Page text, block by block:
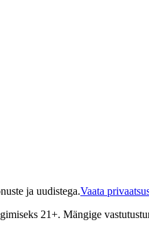
ja uudistega.Vaata
21+. Mängige